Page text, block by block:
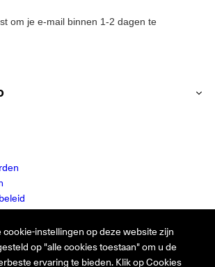
om je e-mail binnen 1-2 dagen te
cookie-instellingen op deze website zijn
op "alle cookies toestaan" om u de
ervaring te bieden. Klik op Cookies